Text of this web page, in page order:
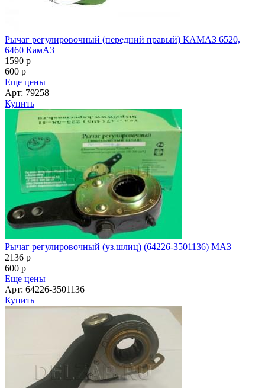
Рычаг регулировочный (передний правый) КАМАЗ 6520,
6460 КамАЗ
1590 p
600 p
Еще цены
Арт: 79258
Купить
Рычаг регулировочный (уз.шлиц) (64226-3501136) МАЗ
2136 p
600 p
Еще цены
Арт: 64226-3501136
Купить